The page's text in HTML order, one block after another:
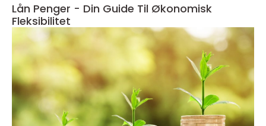
Lån Penger - Din Guide Til Økonomisk
Fleksibilitet